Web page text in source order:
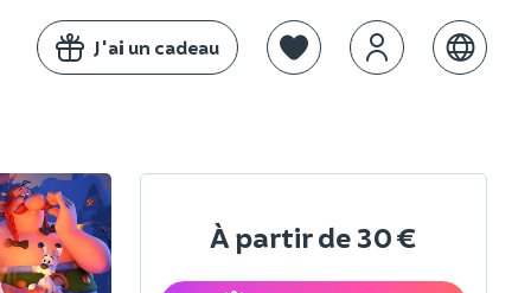
J'ai un cadeau
À partir de 30 €